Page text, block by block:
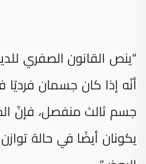
“ينص القانون الصفري
أنّه إذا كان جسمان
جسم ثالث منفصل، فإنّ
يكونان أيضًا في حالة